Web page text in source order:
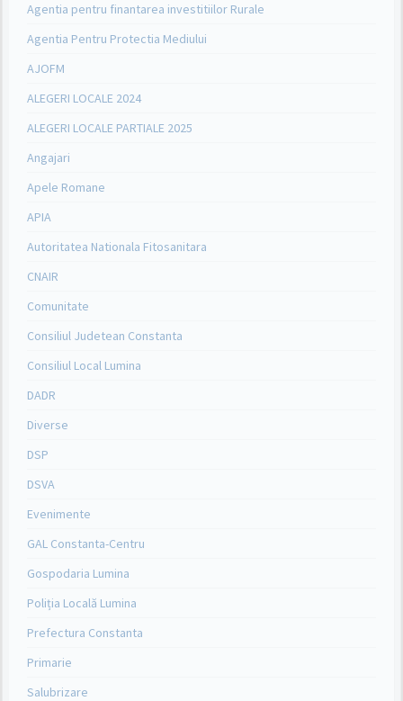
Agentia pentru finantarea investitiilor Rurale
Agentia Pentru Protectia Mediului
AJOFM
ALEGERI LOCALE 2024
ALEGERI LOCALE PARTIALE 2025
Angajari
Apele Romane
APIA
Autoritatea Nationala Fitosanitara
CNAIR
Comunitate
Consiliul Judetean Constanta
Consiliul Local Lumina
DADR
Diverse
DSP
DSVA
Evenimente
GAL Constanta-Centru
Gospodaria Lumina
Poliția Locală Lumina
Prefectura Constanta
Primarie
Salubrizare